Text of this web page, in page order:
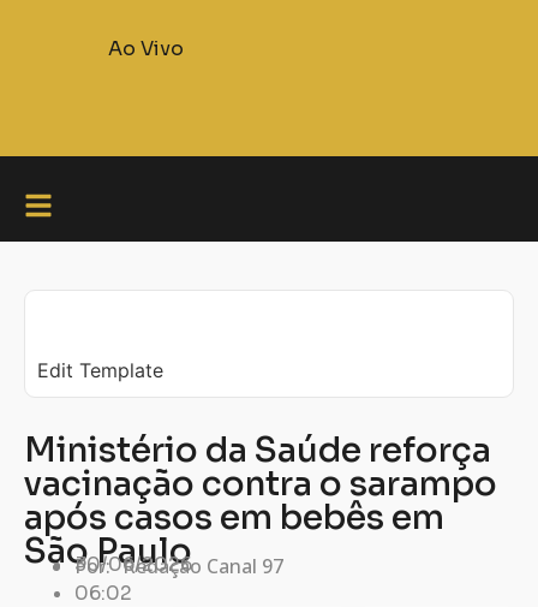
Ao Vivo
Edit Template
Ministério da Saúde reforça
vacinação contra o sarampo
após casos em bebês em
São Paulo
Por: Redação Canal 97
30/06/2026
06:02